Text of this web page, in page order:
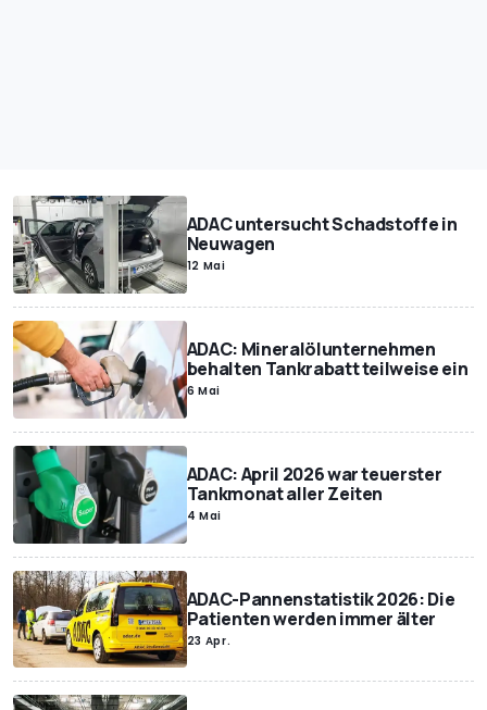
ADAC untersucht Schadstoffe in
Neuwagen
12 Mai
ADAC: Mineralölunternehmen
behalten Tankrabatt teilweise ein
6 Mai
ADAC: April 2026 war teuerster
Tankmonat aller Zeiten
4 Mai
ADAC-Pannenstatistik 2026: Die
Patienten werden immer älter
23 Apr.